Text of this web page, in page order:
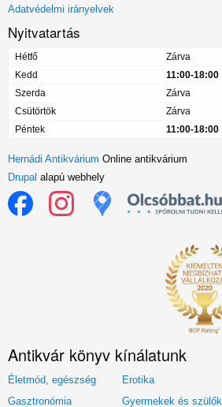
Adatvédelmi irányelvek
Nyitvatartás
Hétfő
Zárva
Kedd
11:00-18:00
Szerda
Zárva
Csütörtök
Zárva
Péntek
11:00-18:00
Hernádi Antikvárium Online antikvárium
Drupal alapú webhely
Antikvár könyv kínálatunk
Életmód, egészség Erotika
Gasztronómia
Gyermekek és szülők